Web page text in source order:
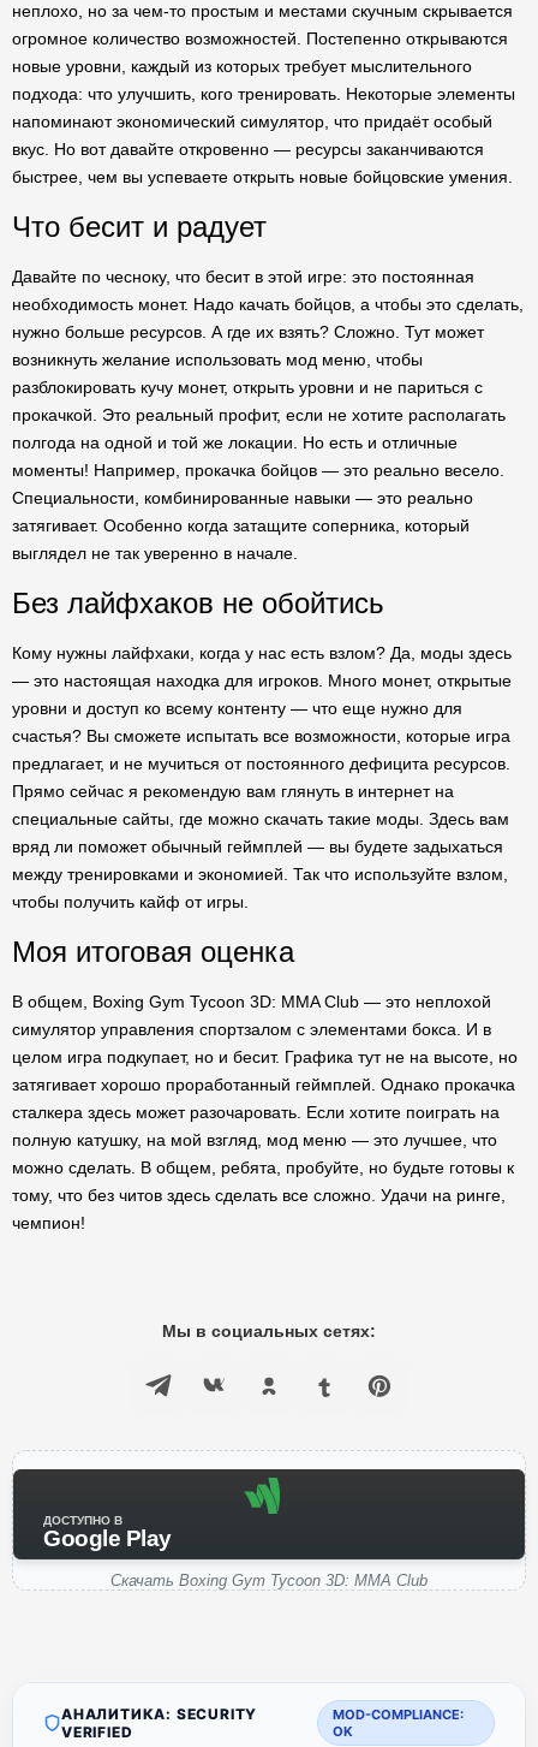
неплохо, но за чем-то простым и местами скучным скрывается
огромное количество возможностей. Постепенно открываются
новые уровни, каждый из которых требует мыслительного
подхода: что улучшить, кого тренировать. Некоторые элементы
напоминают экономический симулятор, что придаёт особый
вкус. Но вот давайте откровенно — ресурсы заканчиваются
быстрее, чем вы успеваете открыть новые бойцовские умения.
Что бесит и радует
Давайте по чесноку, что бесит в этой игре: это постоянная
необходимость монет. Надо качать бойцов, а чтобы это сделать,
нужно больше ресурсов. А где их взять? Сложно. Тут может
возникнуть желание использовать мод меню, чтобы
разблокировать кучу монет, открыть уровни и не париться с
прокачкой. Это реальный профит, если не хотите располагать
полгода на одной и той же локации. Но есть и отличные
моменты! Например, прокачка бойцов — это реально весело.
Специальности, комбинированные навыки — это реально
затягивает. Особенно когда затащите соперника, который
выглядел не так уверенно в начале.
Без лайфхаков не обойтись
Кому нужны лайфхаки, когда у нас есть взлом? Да, моды здесь
— это настоящая находка для игроков. Много монет, открытые
уровни и доступ ко всему контенту — что еще нужно для
счастья? Вы сможете испытать все возможности, которые игра
предлагает, и не мучиться от постоянного дефицита ресурсов.
Прямо сейчас я рекомендую вам глянуть в интернет на
специальные сайты, где можно скачать такие моды. Здесь вам
вряд ли поможет обычный геймплей — вы будете задыхаться
между тренировками и экономией. Так что используйте взлом,
чтобы получить кайф от игры.
Моя итоговая оценка
В общем, Boxing Gym Tycoon 3D: MMA Club — это неплохой
симулятор управления спортзалом с элементами бокса. И в
целом игра подкупает, но и бесит. Графика тут не на высоте, но
затягивает хорошо проработанный геймплей. Однако прокачка
сталкера здесь может разочаровать. Если хотите поиграть на
полную катушку, на мой взгляд, мод меню — это лучшее, что
можно сделать. В общем, ребята, пробуйте, но будьте готовы к
тому, что без читов здесь сделать все сложно. Удачи на ринге,
чемпион!
Мы в социальных сетях:
ДОСТУПНО В
Google Play
Скачать Boxing Gym Tycoon 3D: MMA Club
АНАЛИТИКА: SECURITY
VERIFIED
MOD-COMPLIANCE:
OK